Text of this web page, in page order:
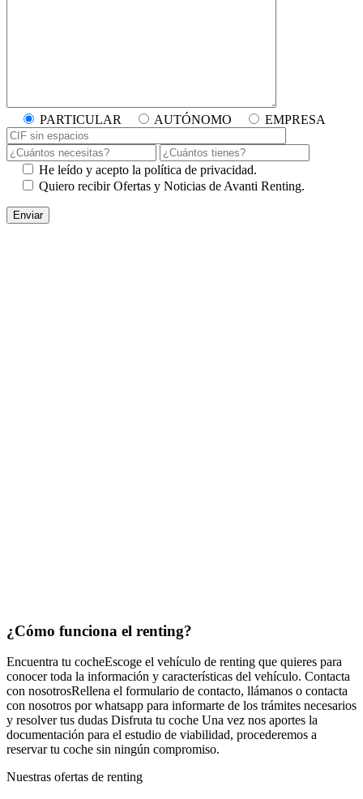
PARTICULAR AUTÓNOMO EMPRESA
He leído y acepto la política de privacidad.
Quiero recibir Ofertas y Noticias de Avanti Renting.
¿Cómo funciona el renting?
Encuentra tu cocheEscoge el vehículo de renting que quieres para
conocer toda la información y características del vehículo. Contacta
con nosotrosRellena el formulario de contacto, llámanos o contacta
con nosotros por whatsapp para informarte de los trámites necesarios
y resolver tus dudas Disfruta tu coche Una vez nos aportes la
documentación para el estudio de viabilidad, procederemos a
reservar tu coche sin ningún compromiso.
Nuestras ofertas de renting